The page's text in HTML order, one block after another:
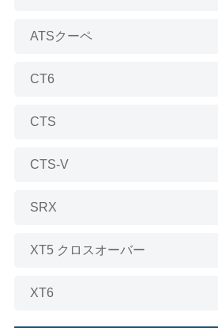
ATSクーペ
CT6
CTS
CTS-V
SRX
XT5 クロスオーバー
XT6